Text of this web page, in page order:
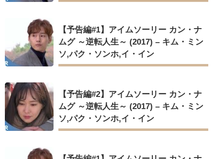
【予告編#1】アイムソーリー カン・ナ
ムグ ～逆転人生～ (2017) – キム・ミン
ソ,パク・ソンホ,イ・イン
【予告編#2】アイムソーリー カン・ナ
ムグ ～逆転人生～ (2017) – キム・ミン
ソ,パク・ソンホ,イ・イン